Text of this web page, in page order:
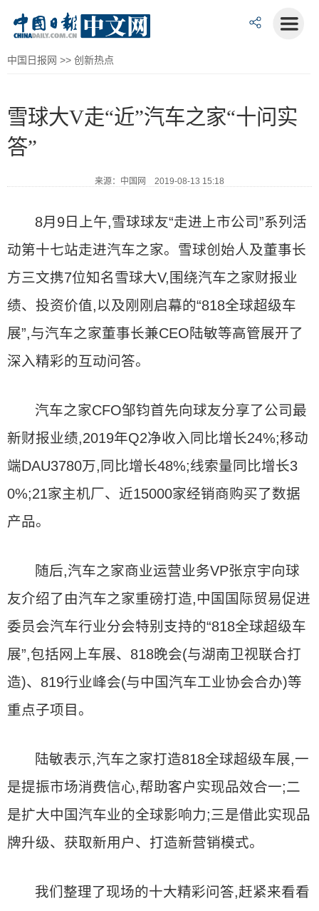
中国日报网 >> 创新热点
雪球大V走“近”汽车之家“十问实
答”
来源：中国网 2019-08-13 15:18
8月9日上午,雪球球友“走进上市公司”系列活
动第十七站走进汽车之家。雪球创始人及董事长
方三文携7位知名雪球大V,围绕汽车之家财报业
绩、投资价值,以及刚刚启幕的“818全球超级车
展”,与汽车之家董事长兼CEO陆敏等高管展开了
深入精彩的互动问答。
汽车之家CFO邹钧首先向球友分享了公司最
新财报业绩,2019年Q2净收入同比增长24%;移动
端DAU3780万,同比增长48%;线索量同比增长3
0%;21家主机厂、近15000家经销商购买了数据
产品。
随后,汽车之家商业运营业务VP张京宇向球
友介绍了由汽车之家重磅打造,中国国际贸易促进
委员会汽车行业分会特别支持的“818全球超级车
展”,包括网上车展、818晚会(与湖南卫视联合打
造)、819行业峰会(与中国汽车工业协会合办)等
重点子项目。
陆敏表示,汽车之家打造818全球超级车展,一
是提振市场消费信心,帮助客户实现品效合一;二
是扩大中国汽车业的全球影响力;三是借此实现品
牌升级、获取新用户、打造新营销模式。
我们整理了现场的十大精彩问答,赶紧来看看